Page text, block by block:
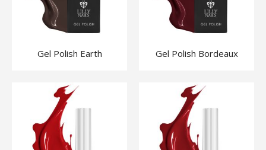
Gel Polish Earth Gel Polish Bordeaux